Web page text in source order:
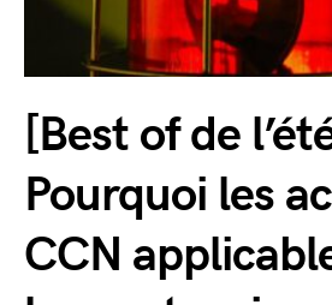
[Best of de
Pourquoi les
CCN